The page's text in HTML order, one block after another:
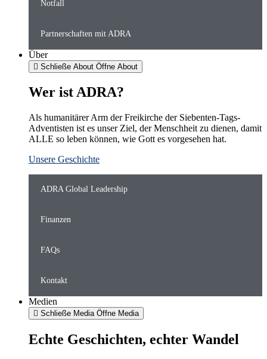
Notfall
Partnerschaften mit ADRA
Über
Schließe About Öffne About
Wer ist ADRA?
Als humanitärer Arm der Freikirche der Siebenten-Tags-
Adventisten ist es unser Ziel, der Menschheit zu dienen, damit
ALLE so leben können, wie Gott es vorgesehen hat.
Unsere Geschichte
ADRA Global Leadership
Finanzen
FAQs
Kontakt
Medien
Schließe Media Öffne Media
Echte Geschichten, echter Wandel